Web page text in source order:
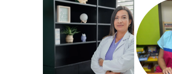
CARACTEROANALÍTICA, una
acompañado personas y sistemas
trauma durante el desarrollo,
encontrar EL PLACER DE VIVIR a